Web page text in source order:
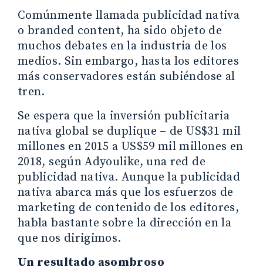
Comúnmente llamada publicidad nativa
o branded content, ha sido objeto de
muchos debates en la industria de los
medios. Sin embargo, hasta los editores
más conservadores están subiéndose al
tren.
Se espera que la inversión publicitaria
nativa global se duplique – de US$31 mil
millones en 2015 a US$59 mil millones en
2018, según Adyoulike, una red de
publicidad nativa. Aunque la publicidad
nativa abarca más que los esfuerzos de
marketing de contenido de los editores,
habla bastante sobre la dirección en la
que nos dirigimos.
Un resultado asombroso